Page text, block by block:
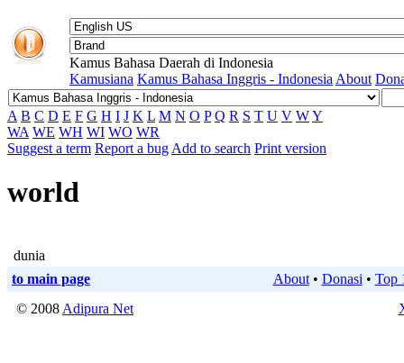
Kamus Bahasa Daerah di Indonesia
Kamusiana Kamus Bahasa Inggris - Indonesia About
A B C D E F G H I J K L M N O P Q R S T U V WY
WA WE WH WI WO WR
Suggest a term Report a bug Add to search Print version
world
dunia
to main page
About• Donasi • Top
© 2008 Adipura Net